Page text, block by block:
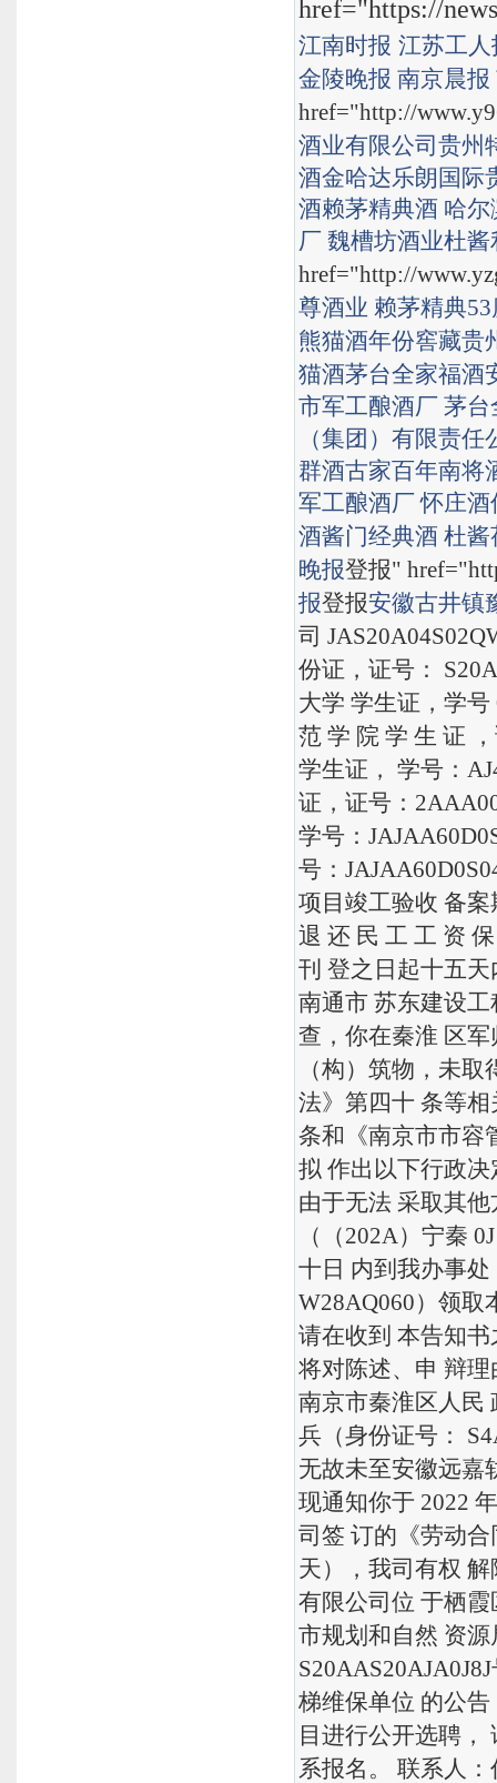
href="https://
江南时报 江苏工人
金陵晚报 南京晨报
href="http://
酒业有限公司 贵州
酒金哈达乐朗国际
酒赖茅精典酒 哈
厂 魏槽坊酒业杜酱
href="http://
尊酒业 赖茅精典
熊猫酒年份窖藏贵
猫酒茅台全家福酒
市军工酿酒厂 茅台
（集团）有限责任
群酒古家百年南将
军工酿酒厂怀庄酒
酒酱门经典酒 杜酱
晚报登报"
报登报安徽古井镇
司
份证，证号：
大学 学生证，学
范 学 院 学 生 证
学生证， 学号：
证，证号：
学号：
号：
项目竣工验收 备
退 还 民 工 工 资
刊 登之日起十五
南通市 苏东建设
查，你在秦淮 区军
（构）筑物，未
法》第四十 条等
条和《南京市市容
拟 作出以下行政
由于无法 采取其
（（202A）宁秦
十日 内到我办事
W28AQ060）领取
请在收到 本告知
将对陈述、申 辩
南京市秦淮区人民
兵（身份证号：
无故未至安徽远嘉
现通知你于 2022
司签 订的《劳动
天），我司有权
有限公司位 于栖
市规划和自然 资
梯维保单位 的公
目进行公开选聘，
系报名。 联系人：